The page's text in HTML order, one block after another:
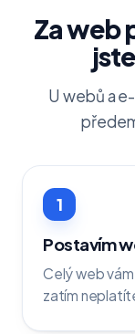
Za web
U webů a
1
Postavím
Celý web
zatím